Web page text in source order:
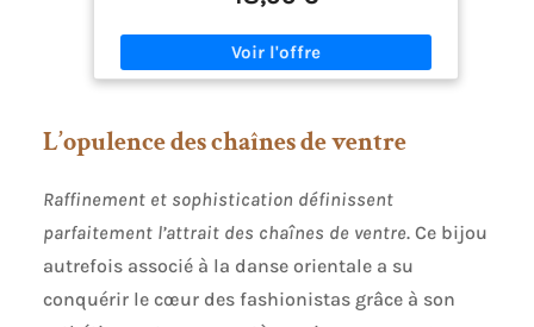
aux regards maléfiques MatérIel: Fabriqué en
haute qualité, anti-allergène et antirouille, doux
pour la peau Dimensions: Longueur de chaîne: 45
rangement et une boîte de marque, soit un
L’opulence des chaînes de ventre
Raffinement et sophistication définissent
parfaitement l’attrait des chaînes de ventre. Ce bijou
autrefois associé à la danse orientale a su
conquérir le cœur des fashionistas grâce à son